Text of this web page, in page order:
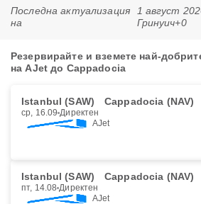
Последна актуализация
на
1 август
Гринуич+0
Резервирайте и вземете най-
на AJet до Cappadocia
Istanbul (SAW) Cappadocia (NAV)
ср, 16.09 Директен
AJet
Istanbul (SAW) Cappadocia (NAV)
пт, 14.08 Директен
AJet